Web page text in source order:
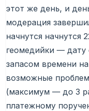
этот же день, и
модерация
начнутся начнутся
геомедийки — дату
запасом времени
возможные
(максимум — до 3
платежному